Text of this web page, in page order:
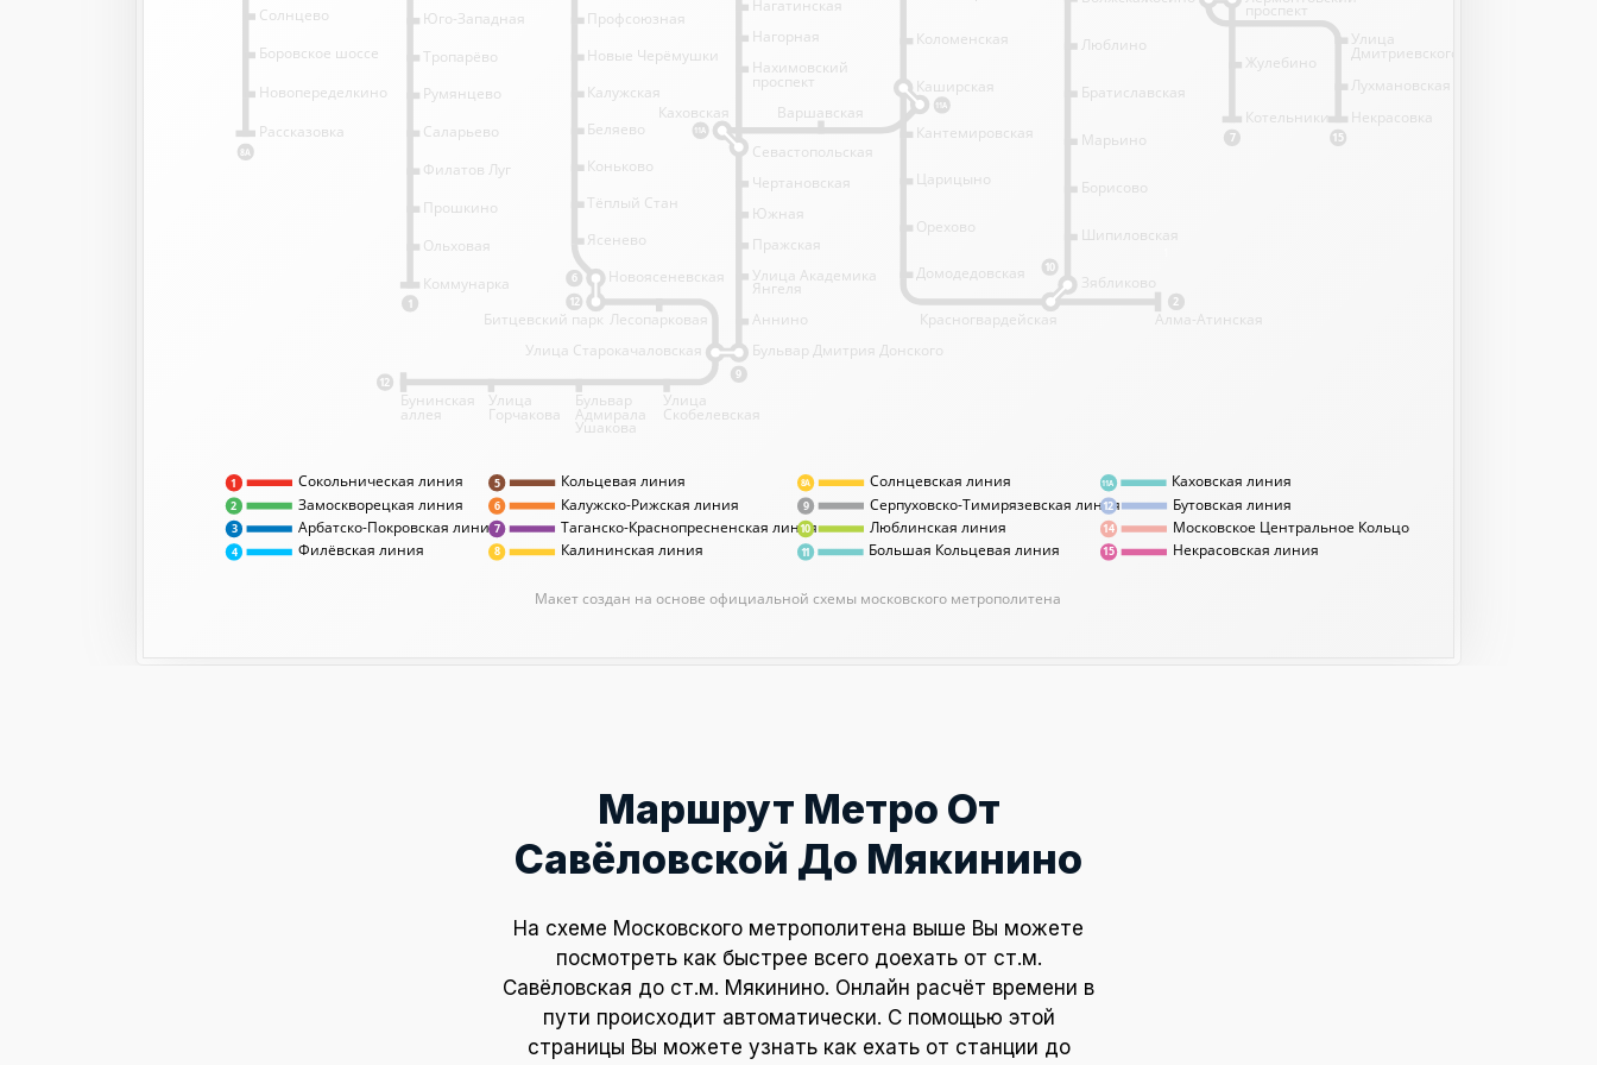
Сокольническая линия
Замоскворецкая линия
Арбатско-Покровская линия
Филёвская линия
Кольцевая линия
Калужско-Рижская линия
Таганско-Краснопресненская линия
Калининская линия
Солнцевская линия
Серпуховско-Тимирязевская линия
Люблинская линия
Каховская линия
Бутовская линия
Московское Центральное Кольцо
Макет создан на основе официальной схемы московского метрополитена
2
3
11А
Большая Кольцевая линия
8
9
10
7
6 12
8А
11
14
5
4
1
15 Некрасовская линия
7
2
10
11А
11А
9
6
12
12
1
8А
15
Профсоюзная
Новые Черёмушки
Калужская
Беляево
Коньково
Тёплый Стан
Ясенево
Новоясеневская
Нагатинская
Нагорная
Нахимовский
проспект
Севастопольская
Чертановская
Южная
Пражская
Улица Академика
Янгеля
проспект
Жулебино
Котельники
Люблино
Братиславская
Марьино
Борисово
Шипиловская
Зябликово
Коломенская
Каширская
Кантемировская
Царицыно
Орехово
Домодедовская
Красногвардейская Алма-Атинская
Аннино
Бульвар Дмитрия Донского
Саларьево
Румянцево
Тропарёво
Юго-Западная
Варшавская
Битцевский парк Лесопарковая
Улица Старокачаловская
Улица
Скобелевская
Бульвар
Адмирала
Ушакова
Улица
Горчакова
Бунинская
аллея
Каховская
Рассказовка
Новопеределкино
Боровское шоссе
Солнцево
Улица
Дмитриевского
Лухмановская
Некрасовка
Филатов Луг
Прошкино
Ольховая
Коммунарка
Маршрут Метро От
Савёловской До Мякинино
На схеме Московского метрополитена выше Вы можете
посмотреть как быстрее всего доехать от ст.м.
Савёловская до ст.м. Мякинино. Онлайн расчёт времени в
пути происходит автоматически. С помощью этой
страницы Вы можете узнать как ехать от станции до